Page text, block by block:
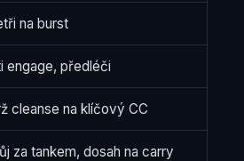
na burst
engage, předléči
cleanse na klíčový CC
za tankem, dosah na carry